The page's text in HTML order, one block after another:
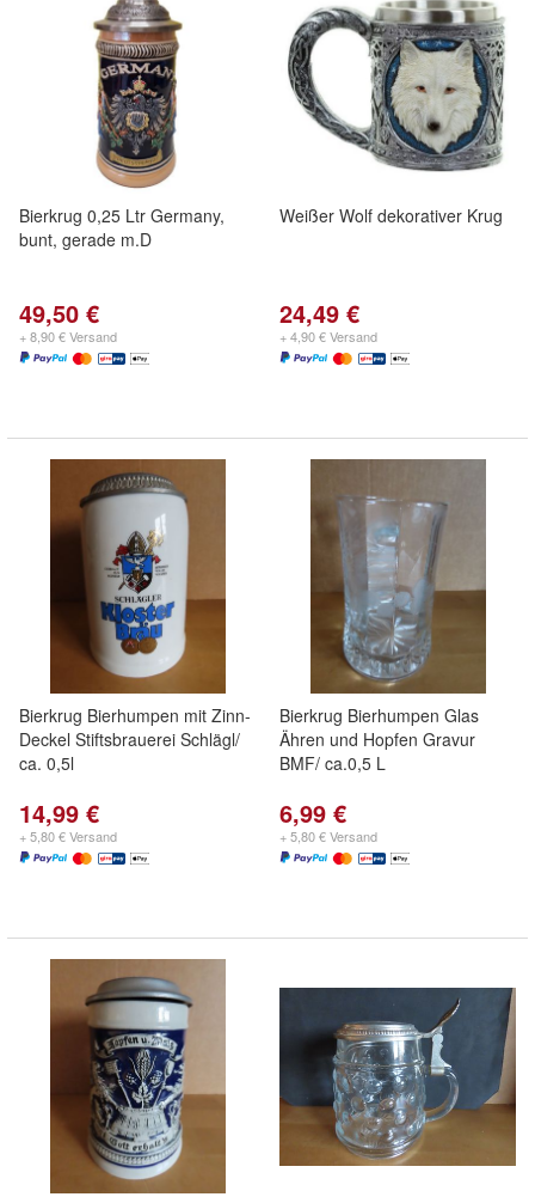
Bierkrug 0,25 Ltr Germany,
bunt, gerade m.D
49,50 €
+ 8,90 € Versand
Weißer Wolf dekorativer Krug
24,49 €
+ 4,90 € Versand
Bierkrug Bierhumpen mit Zinn-
Deckel Stiftsbrauerei Schlägl/
ca. 0,5l
14,99 €
+ 5,80 € Versand
Bierkrug Bierhumpen Glas
Ähren und Hopfen Gravur
BMF/ ca.0,5 L
6,99 €
+ 5,80 € Versand